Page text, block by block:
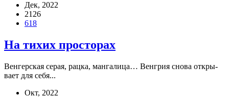
Дек, 2022
2126
618
На тихих просторах
Вен­гер­ская серая, рац­ка, ман­га­ли­ца… Вен­грия сно­ва откры­
ва­ет для себя...
Окт, 2022